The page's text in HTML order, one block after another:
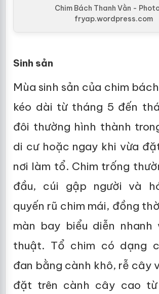
Chim Bách Thanh Vằn -
fryap.wordpress.com
Sinh sản
Mùa sinh sản của chim
kéo dài từ tháng 5 đến
đôi thường hình thành
di cư hoặc ngay khi vừa
nơi làm tổ. Chim trống
đầu, cúi gập người và
quyến rũ chim mái, đồng
màn bay biểu diễn
thuật. Tổ chim có dạng
đan bằng cành khô, rễ cây
đặt trên cành cây cao từ